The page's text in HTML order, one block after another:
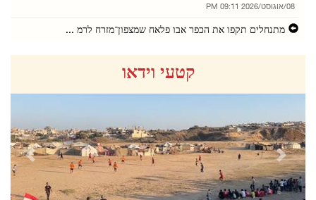
08/אוגוסט/2026 09:11 PM
מתנחלים תקפו את הכפר אבו פלאח שמצפון־מזרח לרמ ...
מתנחלים פלשו לבית עור א־תחתא ולכפר ג'לג'ליא
08/אוגוסט/2026 08:56 PM
פלסטין גינתה את התקיפה נגד מכלית אמירתית במצר ...
08/אוגוסט/2026 08:55 PM
תושבים נפגעו משאיפת גז במהלך פלישת כוחות הכיב ...
08/אוגוסט/2026 08:53 PM
קטעי וידאו
Next